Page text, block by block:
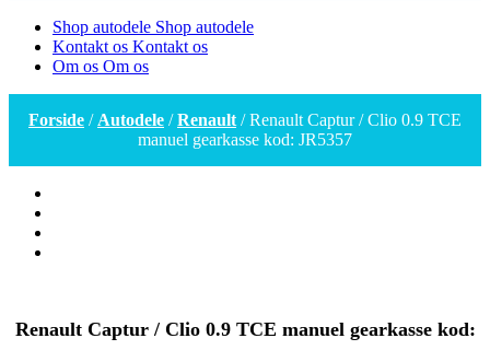
Shop autodele Shop autodele
Kontakt os Kontakt os
Om os Om os
Forside / Autodele /Renault / Renault Captur / Clio 0.9 TCE
manuel gearkasse kod: JR5357
Renault Captur / Clio 0.9 TCE manuel gearkasse kod: